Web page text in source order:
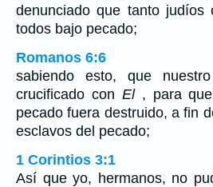
denunciado que tanto judíos
todos bajo pecado;
Romanos 6:6
sabiendo esto, que
crucificado con El, para que
pecado fuera destruido, a fin
esclavos del pecado;
1 Corintios 3:1
Así que yo, hermanos, no